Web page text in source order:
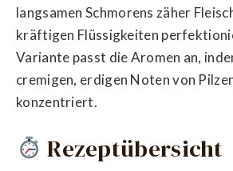
langsamen Schmorens zäher
kräftigen Flüssigkeiten
Variante passt die Aromen an,
cremigen, erdigen Noten von
konzentriert.
Rezeptübersicht